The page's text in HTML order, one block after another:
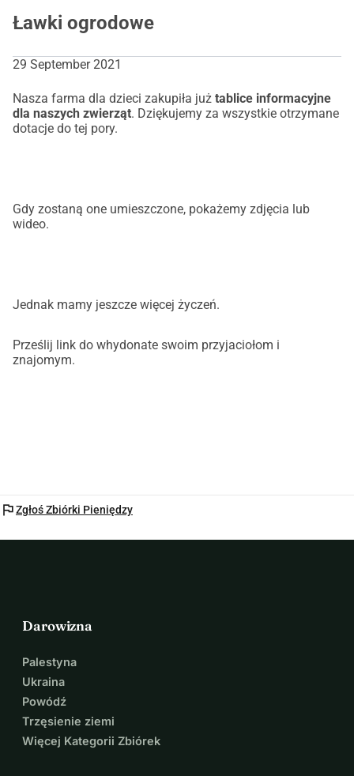
Ławki ogrodowe
29 September 2021
Nasza farma dla dzieci zakupiła już tablice informacyjne
dla naszych zwierząt. Dziękujemy za wszystkie otrzymane
dotacje do tej pory.
Gdy zostaną one umieszczone, pokażemy zdjęcia lub
wideo.
Jednak mamy jeszcze więcej życzeń.
Prześlij link do whydonate swoim przyjaciołom i
znajomym.
flagZgłoś Zbiórki Pieniędzy
Darowizna
Palestyna
Ukraina
Powódź
Trzęsienie ziemi
Więcej Kategorii Zbiórek